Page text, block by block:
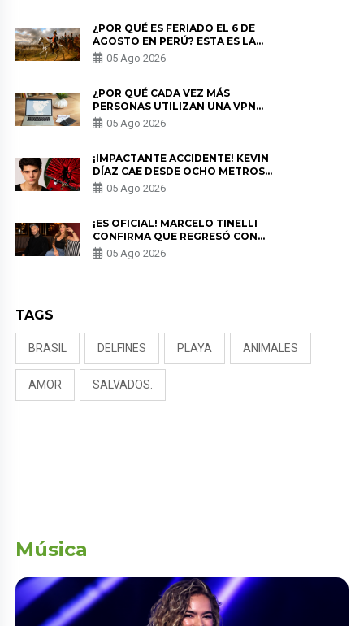
¿POR QUÉ ES FERIADO EL 6 DE
AGOSTO EN PERÚ? ESTA ES LA
HISTORIA
05 Ago 2026
¿POR QUÉ CADA VEZ MÁS
PERSONAS UTILIZAN UNA VPN
PARA PROTEGER SU
PRIVACIDAD?
05 Ago 2026
¡IMPACTANTE ACCIDENTE! KEVIN
DÍAZ CAE DESDE OCHO METROS
EN “ESTO ES GUERRA” Y GENERA
PREOCUPACIÓN
05 Ago 2026
¡ES OFICIAL! MARCELO TINELLI
CONFIRMA QUE REGRESÓ CON
MILETT FIGUEROA: “EL AMOR
PUDO MÁS”
05 Ago 2026
TAGS
BRASIL DELFINES PLAYA ANIMALES
AMOR SALVADOS.
Música